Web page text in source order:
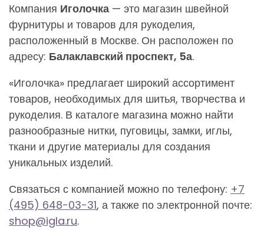
Компания Иголочка — это магазин швейной
фурнитуры и товаров для рукоделия,
расположенный в Москве. Он расположен по
адресу: Балаклавский проспект, 5а.
«Иголочка» предлагает широкий ассортимент
товаров, необходимых для шитья, творчества и
рукоделия. В каталоге магазина можно найти
разнообразные нитки, пуговицы, замки, иглы,
ткани и другие материалы для создания
уникальных изделий.
Связаться с компанией можно по телефону: +7
(495) 648−03−31, а также по электронной почте:
shop@igla.ru.